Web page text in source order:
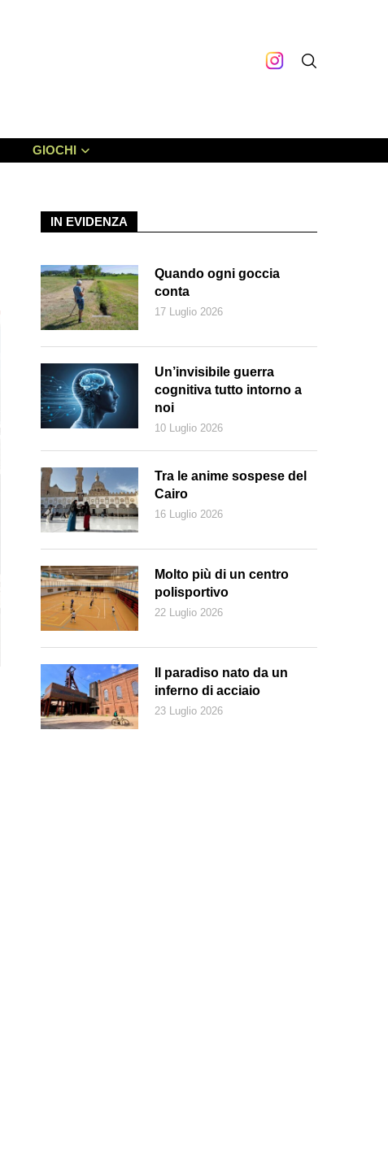
GIOCHI
Corinne Bianchi è stata presentata da Unitas nella sua nuova funzione
Giornata internazionale del bastone bianco. (unitas.ch)
IN EVIDENZA
Quando ogni goccia
conta
17 Luglio 2026
Un’invisibile guerra
cognitiva tutto intorno a
noi
10 Luglio 2026
Tra le anime sospese del
Cairo
16 Luglio 2026
Molto più di un centro
polisportivo
22 Luglio 2026
Il paradiso nato da un
inferno di acciaio
23 Luglio 2026